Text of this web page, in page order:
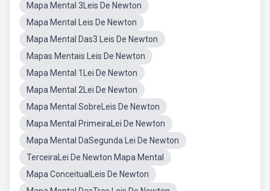
Mapa Mental 3Leis De Newton
Mapa Mental Leis De Newton
Mapa Mental Das3 Leis De Newton
Mapas Mentais Leis De Newton
Mapa Mental 1Lei De Newton
Mapa Mental 2Lei De Newton
Mapa Mental SobreLeis De Newton
Mapa Mental PrimeiraLei De Newton
Mapa Mental DaSegunda Lei De Newton
TerceiraLei De Newton Mapa Mental
Mapa ConceitualLeis De Newton